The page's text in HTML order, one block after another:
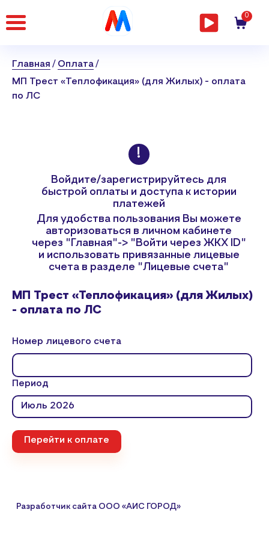
Главная
страница
0
Главная
Оплата
МП Трест «Теплофикация» (для Жилых) - оплата
по ЛС
Войдите/зарегистрируйтесь для
быстрой оплаты и доступа к истории
платежей
Для удобства пользования Вы можете
авторизоваться в личном кабинете
через "Главная"-> "Войти через ЖКХ ID"
и использовать привязанные лицевые
счета в разделе "Лицевые счета"
МП Трест «Теплофикация» (для Жилых)
- оплата по ЛС
Номер лицевого счета
Период
Перейти к оплате
Разработчик сайта ООО «АИС ГОРОД»